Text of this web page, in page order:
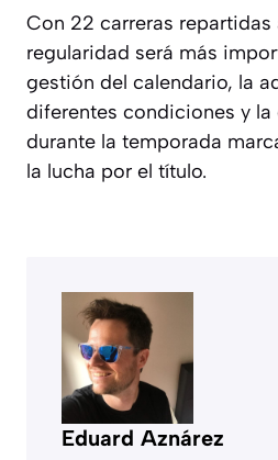
Con 22 carreras repartidas
regularidad será más
gestión del calendario, la
diferentes condiciones y
durante la temporada
la lucha por el título.
Eduard Aznárez